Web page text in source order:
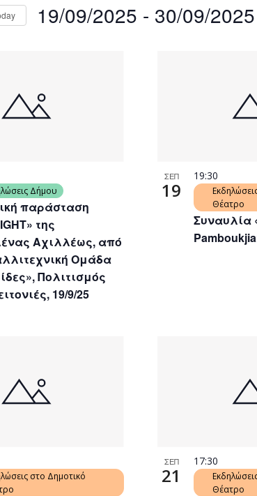
Events
by
19/09/2025 - 30/09/2025
παράσταση
της
Αχιλλέως, από
Ομάδα
Πολιτισμός
19/9/25
Δήμου
ΣΕΠ
19
Συναυλία
19:30
Θέατρο
στο Δημοτικό
ΣΕΠ
21
17:30
Θέατρο